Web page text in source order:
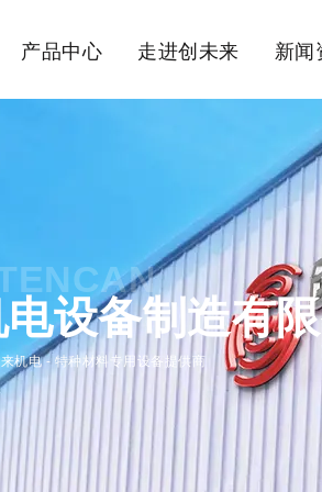
产品中心 走进创未来 新闻
设备制造有
机电 - 特种材料专用设备提供商